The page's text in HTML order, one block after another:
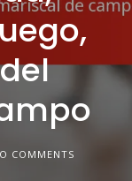
COMMENTS